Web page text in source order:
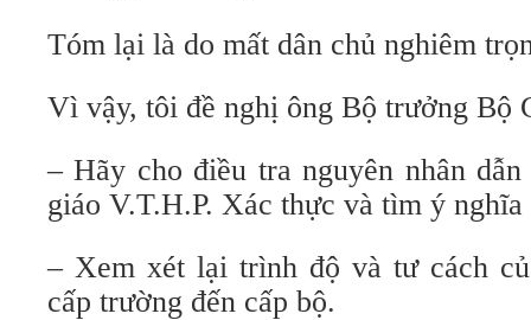
Tóm lại là do mất dân chủ nghiêm
Vì vậy, tôi đề nghị ông Bộ trưởng Bộ
– Hãy cho điều tra nguyên nhân
giáo V.T.H.P. Xác thực và tìm ý
– Xem xét lại trình độ và tư cách
cấp trường đến cấp bộ.